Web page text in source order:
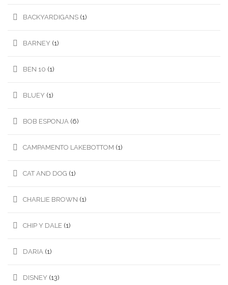
BACKYARDIGANS (1)
BARNEY (1)
BEN 10 (1)
BLUEY (1)
BOB ESPONJA (6)
CAMPAMENTO LAKEBOTTOM (1)
CAT AND DOG (1)
CHARLIE BROWN (1)
CHIP Y DALE (1)
DARIA (1)
DISNEY (13)